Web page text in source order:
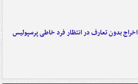
اخراج بدون تعارف در انتظار فرد خاطی پرسپولیس